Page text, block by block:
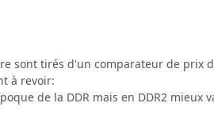
sont tirés d'un comparateur de prix
à revoir:
de la DDR mais en DDR2